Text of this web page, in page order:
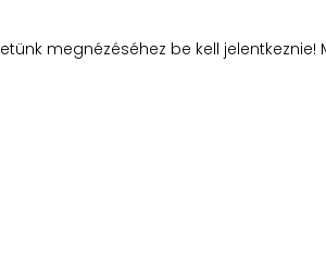
megnézéséhez be kell jelentkeznie!